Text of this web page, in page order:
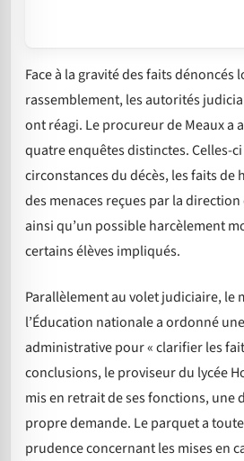
Face à la gravité des faits dénoncés
rassemblement, les autorités
ont réagi. Le procureur de Meaux a
quatre enquêtes distinctes. Celles-
circonstances du décès, les faits de
des menaces reçues par la
ainsi qu’un possible harcèlement
certains élèves impliqués.
Parallèlement au volet judiciaire, le
l’Éducation nationale a ordonné
administrative pour « clarifier les
conclusions, le proviseur du lycée
mis en retrait de ses fonctions, une
propre demande. Le parquet a
prudence concernant les mises en